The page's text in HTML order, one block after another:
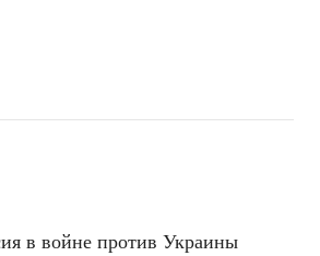
в войне против Украины